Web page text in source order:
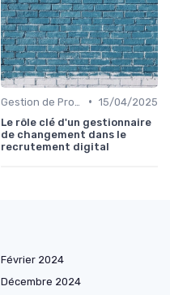
• 15/04/2025
Le rôle clé d'un gestionnaire
de changement dans le
recrutement digital
Février 2024
Décembre 2024